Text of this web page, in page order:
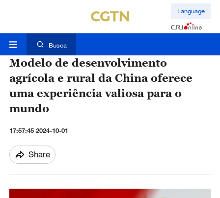
Language
Busca
Modelo de desenvolvimento
agrícola e rural da China oferece
uma experiência valiosa para o
mundo
17:57:45 2024-10-01
Share